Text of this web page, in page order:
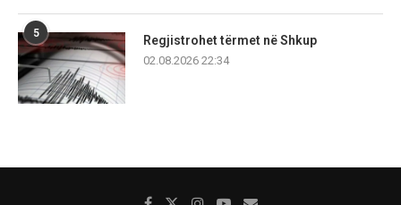
5
Regjistrohet tërmet në Shkup
02.08.2026 22:34